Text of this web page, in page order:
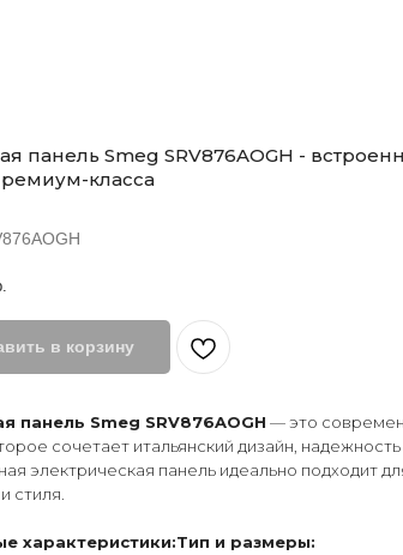
панель Smeg SRV876AOGH -
класса
в корзину
панель Smeg SRV876AOGH — это
сочетает итальянский дизайн,
электрическая панель идеально подходит
стиля.
характеристики:Тип и размеры: